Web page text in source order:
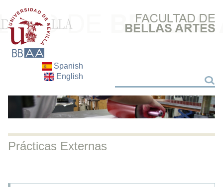
Spanish
English
Buscar
Prácticas Externas